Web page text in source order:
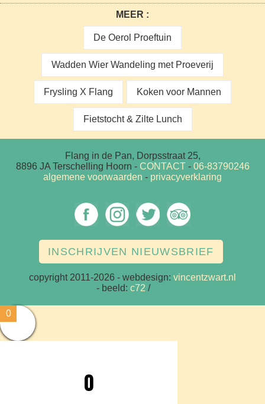
MEER :
De Oerol Proeftuin
Wadden Wier Wandeling met Proeverij
Frysling X Flang Koken voor Mannen
Fietstocht & Zilte Lunch
Flang in de Pan, Dorpsstraat 25,
8896 JA Terschelling Hoorn - CONTACT- 06-83790246
algemene voorwaarden - privacyverklaring
INSCHRIJVEN NIEUWSBRIEF
copyright 2011-2026 - webdesign: vincentzwart.nl
- beeld: c72 /
0
0